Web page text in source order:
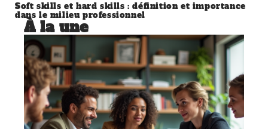
Soft skills et hard skills : définition et importance
dans le milieu professionnel
À la une